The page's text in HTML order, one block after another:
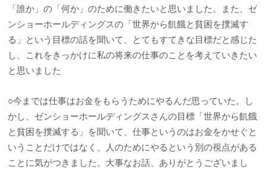
「誰か」の「何か」のために働きたいと思いました。また、ゼ
ンショーホールディングスの「世界から飢餓と貧困を撲滅す
る」という目標の話を聞いて、とてもすてきな目標だと感じた
し、これをきっかけに私の将来の仕事のことを考えていきたい
と思いました
○今までは仕事はお金をもらうためにやるんだ思っていた。し
かし、ゼンショーホールディングスさんの目標「世界から飢餓
と貧困を撲滅する」を聞いて、仕事というのはお金をかせぐと
いうことだけではなく、人のためにやるという別の視点がある
ことに気がつきました。大事なお話、ありがとうございまし